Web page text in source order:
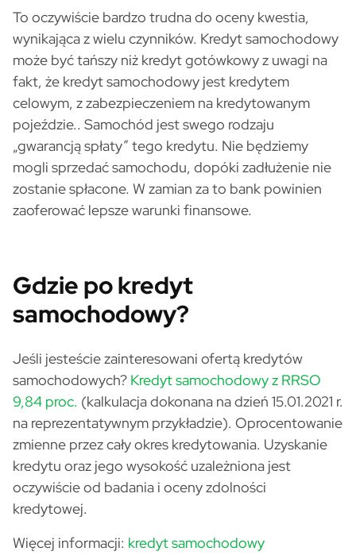
To oczywiście bardzo trudna do oceny kwestia,
wynikająca z wielu czynników. Kredyt samochodowy
może być tańszy niż kredyt gotówkowy z uwagi na
fakt, że kredyt samochodowy jest kredytem
celowym, z zabezpieczeniem na kredytowanym
pojeździe.. Samochód jest swego rodzaju
„gwarancją spłaty” tego kredytu. Nie będziemy
mogli sprzedać samochodu, dopóki zadłużenie nie
zostanie spłacone. W zamian za to bank powinien
zaoferować lepsze warunki finansowe.
Gdzie po kredyt
samochodowy?
Jeśli jesteście zainteresowani ofertą kredytów
samochodowych? Kredyt samochodowy z RRSO
9,84 proc. (kalkulacja dokonana na dzień 15.01.2021 r.
na reprezentatywnym przykładzie). Oprocentowanie
zmienne przez cały okres kredytowania. Uzyskanie
kredytu oraz jego wysokość uzależniona jest
oczywiście od badania i oceny zdolności
kredytowej.
Więcej informacji: kredyt samochodowy